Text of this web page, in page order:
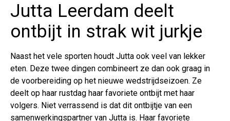
Jutta Leerdam deelt
ontbijt in strak wit jurkje
Naast het vele sporten houdt Jutta ook veel van lekker
eten. Deze twee dingen combineert ze dan ook graag in
de voorbereiding op het nieuwe wedstrijdseizoen. Ze
deelt op haar rustdag haar favoriete ontbijt met haar
volgers. Niet verrassend is dat dit ontbijtje van een
samenwerkingspartner van Jutta is. Haar favoriete